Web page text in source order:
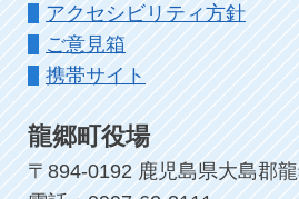
アクセシビリティ方針
ご意見箱
携帯サイト
龍郷町役場
〒894-0192 鹿児島県大島郡